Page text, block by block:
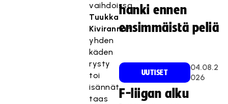
vaihdoissa.
Tuukka
Kivirannan
yhden
käden
rysty
toi
isännät
taas
hanki ennen
ensimmäistä peliä
UUTISET
04.08.2
026
F-liigan alku